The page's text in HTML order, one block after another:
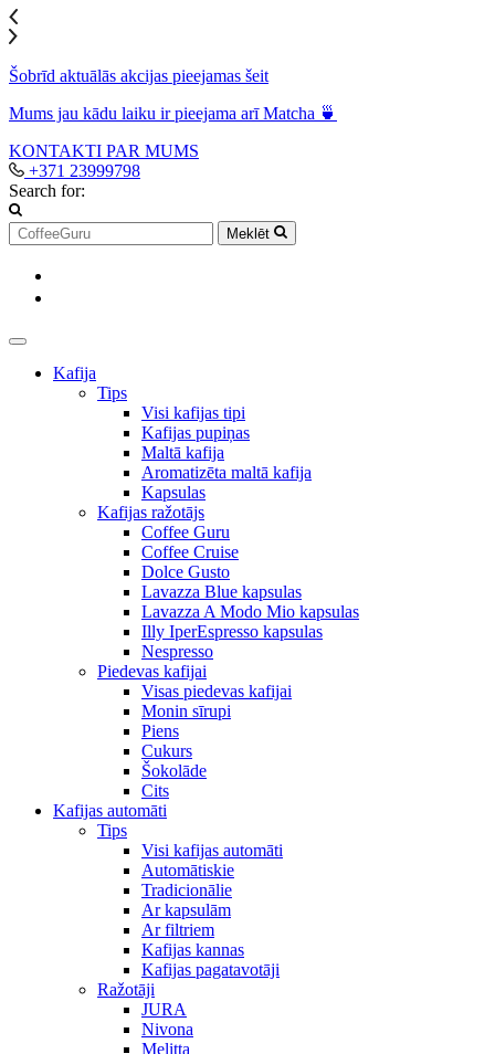
Šobrīd aktuālās akcijas pieejamas šeit
Mums jau kādu laiku ir pieejama arī Matcha 🍵
KONTAKTI PAR MUMS
+371 23999798
Search for:
Meklēt
Kafija
Tips
Visi kafijas tipi
Kafijas pupiņas
Maltā kafija
Aromatizēta maltā kafija
Kapsulas
Kafijas ražotājs
Coffee Guru
Coffee Cruise
Dolce Gusto
Lavazza Blue kapsulas
Lavazza A Modo Mio kapsulas
Illy IperEspresso kapsulas
Nespresso
Piedevas kafijai
Visas piedevas kafijai
Monin sīrupi
Piens
Cukurs
Šokolāde
Cits
Kafijas automāti
Tips
Visi kafijas automāti
Automātiskie
Tradicionālie
Ar kapsulām
Ar filtriem
Kafijas kannas
Kafijas pagatavotāji
Ražotāji
JURA
Nivona
Melitta